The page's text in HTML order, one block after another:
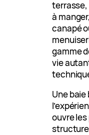
terrasse,
à
canapé
gamme
vie
Une
ouvre